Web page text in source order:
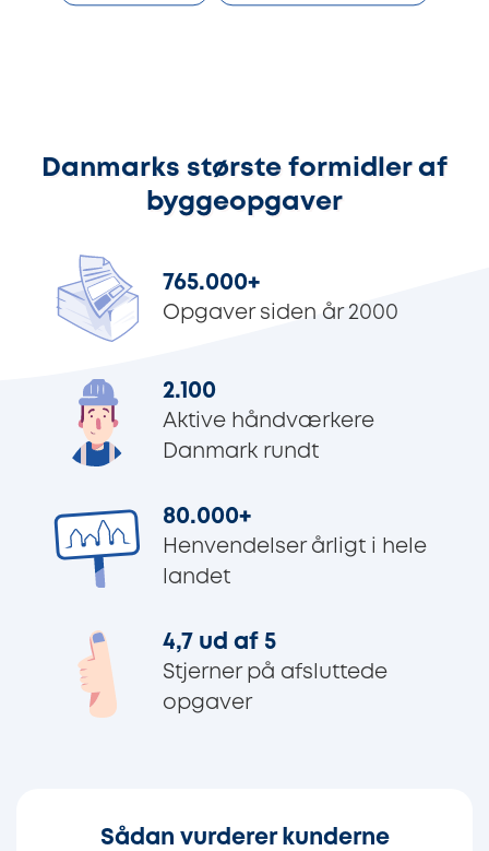
Danmarks største formidler af
byggeopgaver
765.000+
Opgaver siden år 2000
2.100
Aktive håndværkere
Danmark rundt
80.000+
Henvendelser årligt i hele
landet
4,7 ud af 5
Stjerner på afsluttede
opgaver
Sådan vurderer kunderne